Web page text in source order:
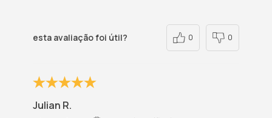
esta avaliação foi útil? 0 0
Julian R.